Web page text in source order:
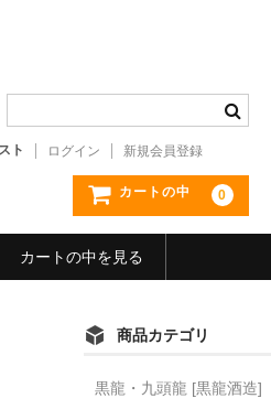
ト ログイン 新規会員登録
カートの中 0
カートの中を見る
商品カテゴリ
黒龍・九頭龍 [黒龍酒造]